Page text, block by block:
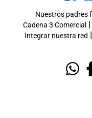
Nuestros padres
Cadena 3 Comercial |
Integrar nuestra red |